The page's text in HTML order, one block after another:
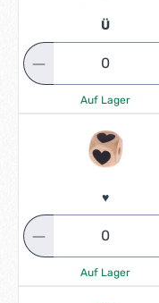
Ü
Auf Lager
♥
Auf Lager